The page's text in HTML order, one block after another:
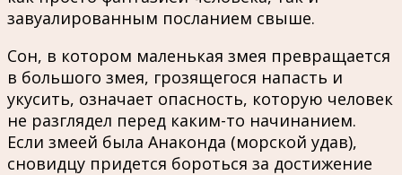
завуалированным посланием свыше.
Сон, в котором маленькая змея превращается
в большого змея, грозящегося напасть и
укусить, означает опасность, которую человек
не разглядел перед каким-то начинанием.
Если змеей была Анаконда (морской удав),
сновидцу придется бороться за достижение